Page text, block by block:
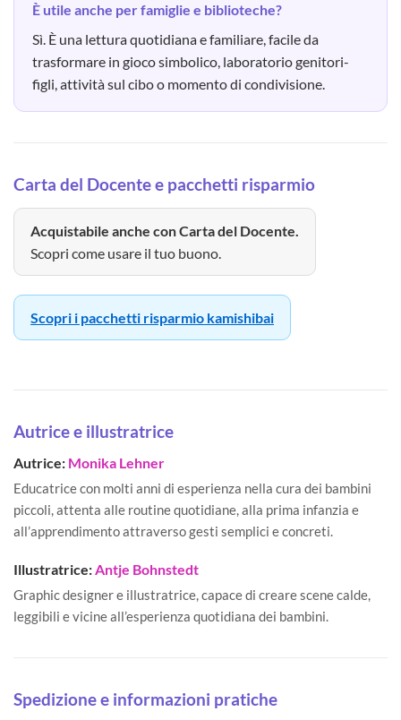
È utile anche per famiglie e biblioteche?
Sì. È una lettura quotidiana e familiare, facile da
trasformare in gioco simbolico, laboratorio genitori-
figli, attività sul cibo o momento di condivisione.
Carta del Docente e pacchetti risparmio
Acquistabile anche con Carta del Docente.
Scopri come usare il tuo buono.
Scopri i pacchetti risparmio kamishibai
Autrice e illustratrice
Autrice: Monika Lehner
Educatrice con molti anni di esperienza nella cura dei bambini
piccoli, attenta alle routine quotidiane, alla prima infanzia e
all’apprendimento attraverso gesti semplici e concreti.
Illustratrice: Antje Bohnstedt
Graphic designer e illustratrice, capace di creare scene calde,
leggibili e vicine all’esperienza quotidiana dei bambini.
Spedizione e informazioni pratiche